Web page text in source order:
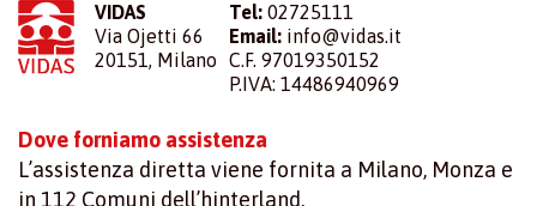
VIDAS
Via Ojetti 66
20151, Milano
Tel: 02725111
Email: info@vidas.it
C.F. 97019350152
P.IVA: 14486940969
Dove forniamo assistenza
L’assistenza diretta viene fornita a Milano, Monza e
in 112 Comuni dell’hinterland.